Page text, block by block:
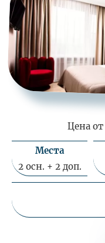
Цена от
Места
2 осн. + 2 доп.